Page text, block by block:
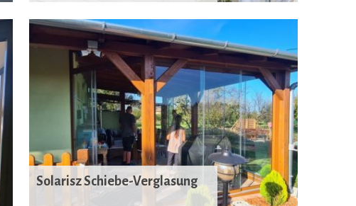
Solarisz Schiebe-Verglasung